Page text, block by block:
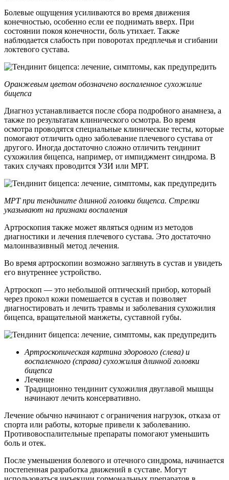
Болевые ощущения усиливаются во время движения
конечностью, особенно если ее поднимать вверх. При
состоянии покоя конечности, боль утихает. Также
наблюдается слабость при поворотах предплечья и сгибании
локтевого сустава.
Оранжевым цветом обозначено воспаленное сухожилие
бицепса
Диагноз устанавливается после сбора подробного анамнеза, а
также по результатам клинического осмотра. Во время
осмотра проводятся специальные клинические тесты, которые
помогают отличить одно заболевание плечевого сустава от
другого. Иногда достаточно сложно отличить тендинит
сухожилия бицепса, например, от импиджмент синдрома. В
таких случаях проводится УЗИ или МРТ.
МРТ при тендините длинной головки бицепса. Стрелки
указывают на признаки воспаления
Артроскопия также может являться одним из методов
диагностики и лечения плечевого сустава. Это достаточно
малоинвазивный метод лечения.
Во время артроскопии возможно заглянуть в сустав и увидеть
его внутреннее устройство.
Артроскоп — это небольшой оптический прибор, который
через прокол кожи помешается в сустав и позволяет
диагностировать и лечить травмы и заболевания сухожилия
бицепса, вращательной манжеты, суставной губы.
Артроскопическая картина здорового (слева) и
воспаленного (справа) сухожилия длинной головки
бицепса
Лечение
Традиционно тендинит сухожилия двуглавой мышцы
начинают лечить консервативно.
Лечение обычно начинают с ограничения нагрузок, отказа от
спорта или работы, которые привели к заболеванию.
Противовоспалительные препараты помогают уменьшить
боль и отек.
После уменьшения болевого и отечного синдрома, начинается
постепенная разработка движений в суставе. Могут